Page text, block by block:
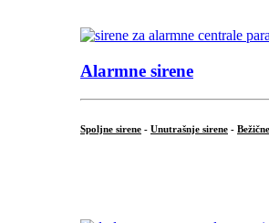
Alarmne sirene
Spoljne sirene - Unutrašnje sirene -